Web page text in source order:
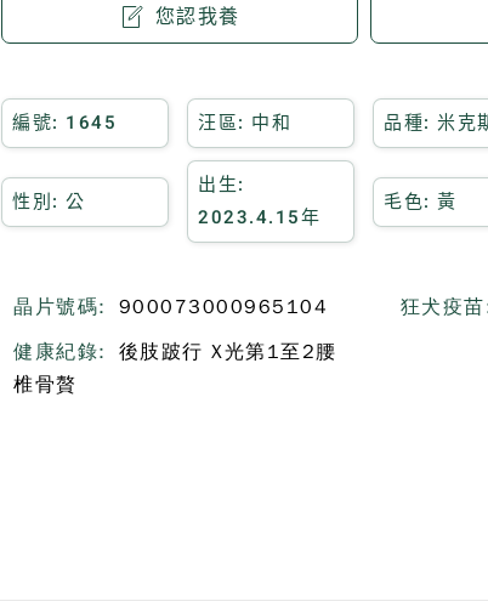
您認我養
編號: 1645 汪區: 中和 品種: 米克
性別: 公
出生:
2023.4.15年
毛色: 黃
晶片號碼:
900073000965104
健康紀錄:
後肢跛行 X光第1至2腰
椎骨贅
狂犬疫